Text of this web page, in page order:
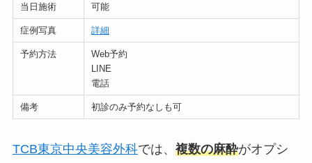
当日施術 可能
症例写真 詳細
予約方法
Web予約
LINE
電話
備考 初診のみ予約なしも可
TCB東京中央美容外科では、 複数の麻酔がオプシ